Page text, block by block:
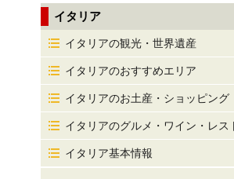
イタリア
イタリアの観光・世界遺産
イタリアのおすすめエリア
イタリアのお土産・ショッピング
イタリアのグルメ・ワイン・レス
イタリア基本情報